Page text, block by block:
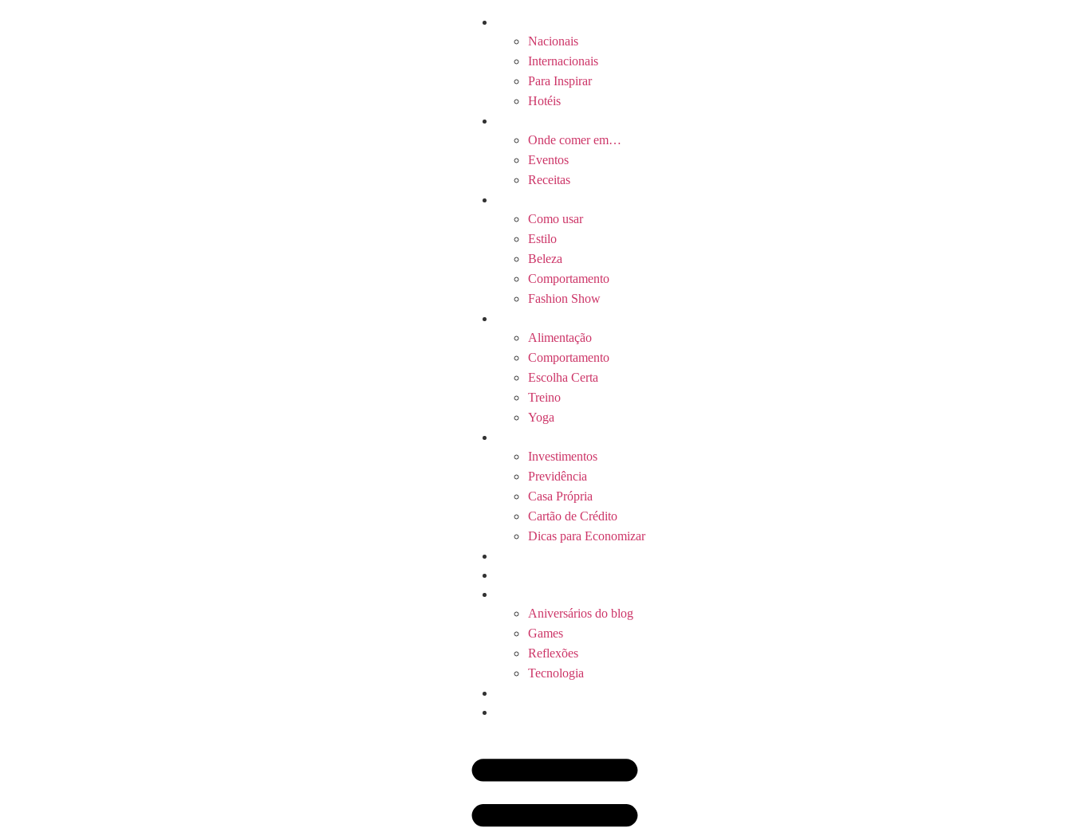
Nacionais
Internacionais
Para Inspirar
Hotéis
Onde comer em…
Eventos
Receitas
Como usar
Estilo
Beleza
Comportamento
Fashion Show
Alimentação
Comportamento
Escolha Certa
Treino
Yoga
Investimentos
Previdência
Casa Própria
Cartão de Crédito
Dicas para Economizar
Aniversários do blog
Games
Reflexões
Tecnologia